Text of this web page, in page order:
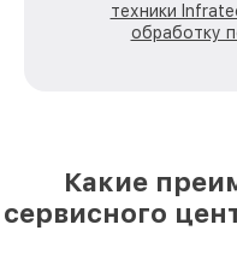
техники
обработку
Какие
сервисного